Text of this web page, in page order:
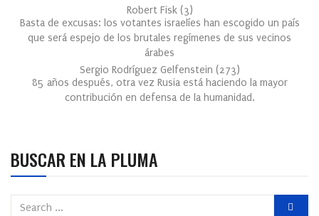
Robert Fisk (3)
Basta de excusas: los votantes israelíes han escogido un país
que será espejo de los brutales regímenes de sus vecinos
árabes
Sergio Rodríguez Gelfenstein (273)
85 años después, otra vez Rusia está haciendo la mayor
contribución en defensa de la humanidad.
BUSCAR EN LA PLUMA